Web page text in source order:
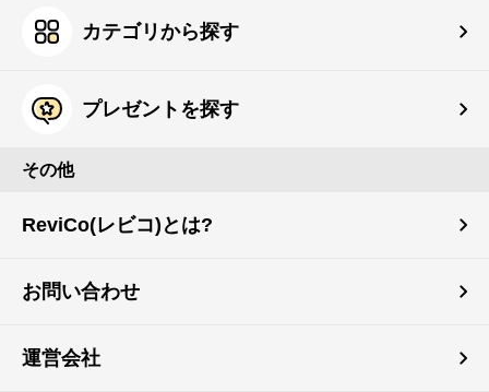
カテゴリから探す
プレゼントを探す
その他
ReviCo(レビコ)とは?
お問い合わせ
運営会社